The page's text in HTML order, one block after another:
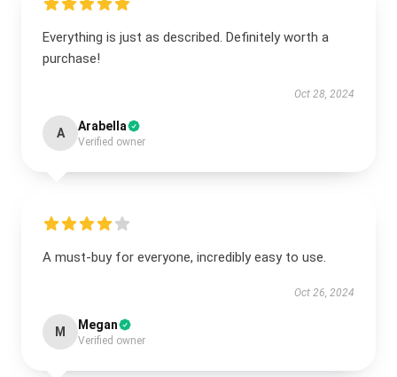
Everything is just as described. Definitely worth a
purchase!
Oct 28, 2024
A Arabella
Verified owner
A must-buy for everyone, incredibly easy to use.
Oct 26, 2024
M Megan
Verified owner